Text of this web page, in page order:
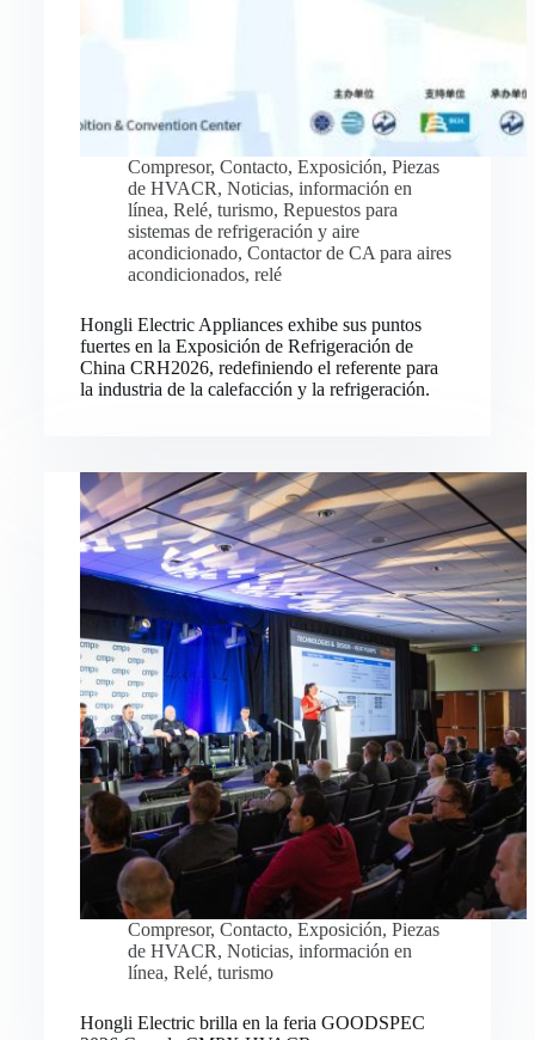
Compresor, Contacto, Exposición, Piezas
de HVACR, Noticias, información en
línea, Relé, turismo, Repuestos para
sistemas de refrigeración y aire
acondicionado, Contactor de CA para aires
acondicionados, relé
Hongli Electric Appliances exhibe sus puntos
fuertes en la Exposición de Refrigeración de
China CRH2026, redefiniendo el referente para
la industria de la calefacción y la refrigeración.
Compresor, Contacto, Exposición, Piezas
de HVACR, Noticias, información en
línea, Relé, turismo
Hongli Electric brilla en la feria GOODSPEC